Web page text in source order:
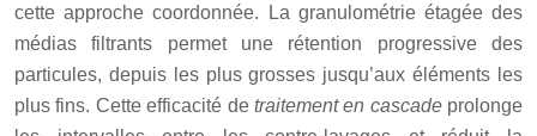
cette approche coordonnée. La granulométrie étagée des
médias filtrants permet une rétention progressive des
particules, depuis les plus grosses jusqu’aux éléments les
plus fins. Cette efficacité de traitement en cascade prolonge